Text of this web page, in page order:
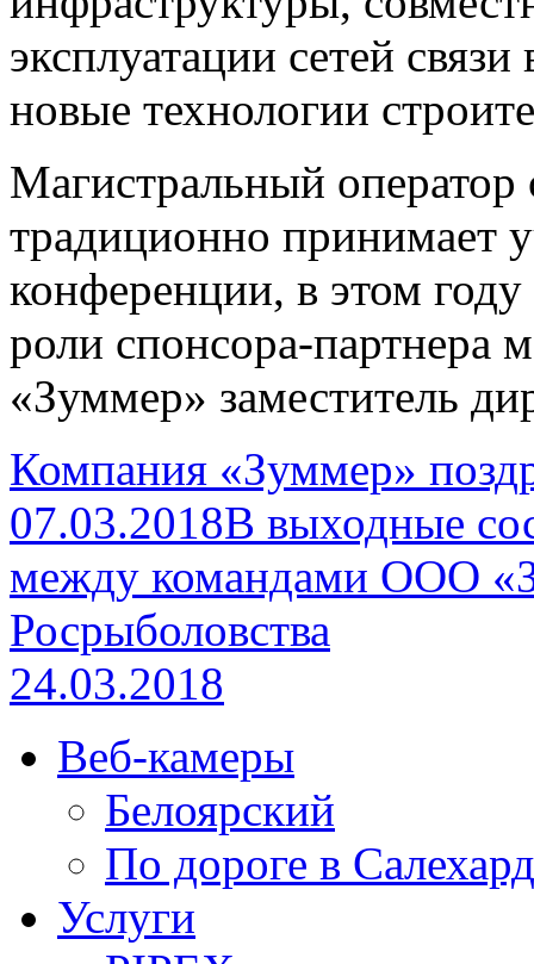
эксплуатации сетей
новые технологии
Магистральный
традиционно принимает
конференции, в этом
роли спонсора-партнера
«Зуммер» заместитель
Компания «Зуммер»
07.03.2018В выходные
между командами ООО
Росрыболовства
24.03.2018
Веб-камеры
Белоярский
По дороге в Салехард
Услуги